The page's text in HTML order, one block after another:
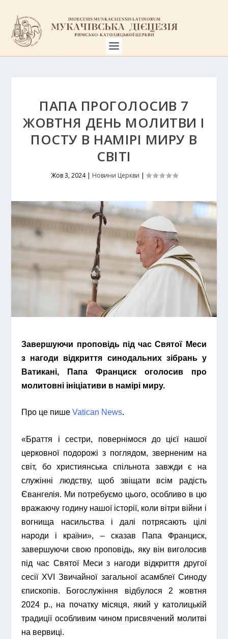
ПАПА ПРОГОЛОСИВ 7
ЖОВТНЯ ДЕНЬ МОЛИТВИ І
ПОСТУ В НАМІРІ МИРУ В
СВІТІ
Жов 3, 2024| Новини Церкви |
Завершуючи проповідь під час Святої Меси
з нагоди відкриття синодальних зібрань у
Ватикані, Папа Франциск оголосив про
молитовні ініціативи в намірі миру.
Про це пишеVatican News.
«Браття і сестри, повернімося до цієї нашої
церковної подорожі з поглядом, зверненим на
світ, бо християнська спільнота завжди є на
служінні людству, щоб звіщати всім радість
Євангелія. Ми потребуємо цього, особливо в цю
вражаючу годину нашої історії, коли вітри війни і
вогнища насильства і далі потрясають цілі
народи і країни», – сказав Папа Франциск,
завершуючи свою проповідь, яку він виголосив
під час Святої Меси з нагоди відкриття другої
сесії XVI Звичайної загальної асамблеї Синоду
єпископів. Богослужіння відбулося 2 жовтня
2024 р., на початку місяця, який у католицькій
традиції особливим чином присвячений молитві
на вервиці.